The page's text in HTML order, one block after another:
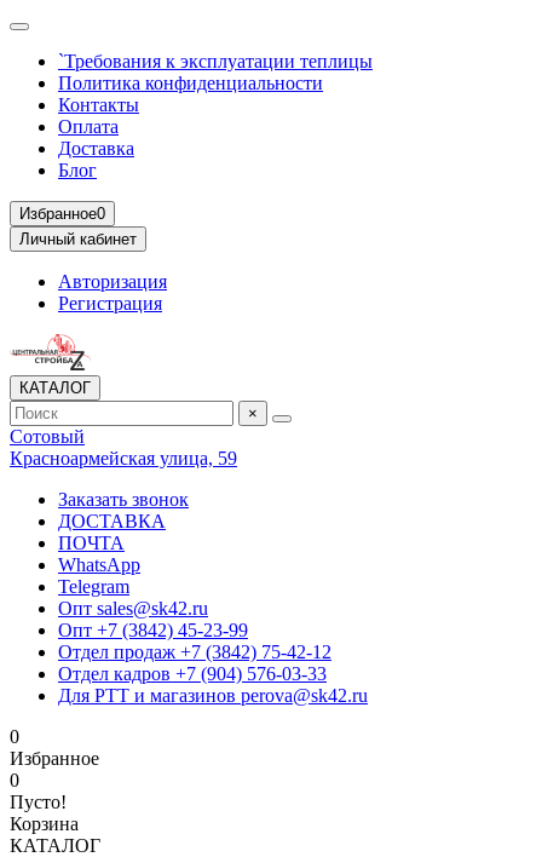
`Требования к эксплуатации теплицы
Политика конфиденциальности
Контакты
Оплата
Доставка
Блог
Избранное0
Личный кабинет
Авторизация
Регистрация
КАТАЛОГ
×
Сотовый
Красноармейская улица, 59
Заказать звонок
ДОСТАВКА
ПОЧТА
WhatsApp
Telegram
Опт sales@sk42.ru
Опт +7 (3842) 45-23-99
Отдел продаж +7 (3842) 75-42-12
Отдел кадров +7 (904) 576-03-33
Для РТТ и магазинов perova@sk42.ru
0
Избранное
0
Пусто!
Корзина
КАТАЛОГ